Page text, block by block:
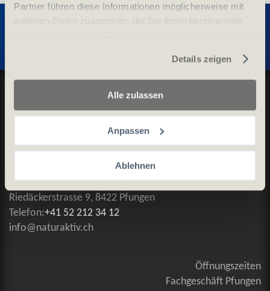
Partner führen diese Informationen möglicherweise mit
weiteren Daten zusammen, die Sie ihnen bereitgestellt
Details zeigen
Alle zulassen
Anpassen
Ablehnen
Entdecken Sie weitere Produkte
Datenschutz und Cookie-Richtlinien
Allgemeine Geschäftsbedingungen
Kontaktieren Sie uns
NaturAktiv AG
Riedäckerstrasse 9, 8422 Pfungen
Telefon:+41 52 212 34 12
info@naturaktiv.ch
Öffnungszeiten
Fachgeschäft Pfungen